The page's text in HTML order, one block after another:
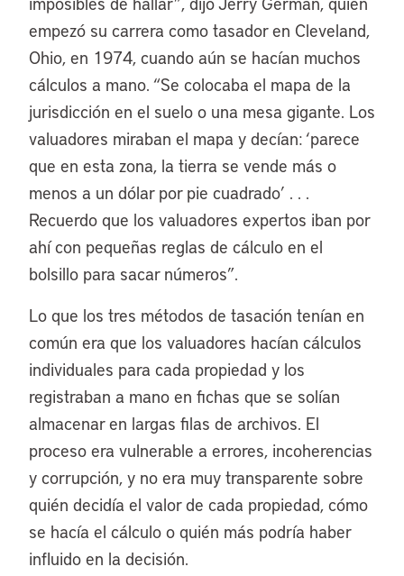
empezó su carrera como tasador en Cleveland,
Ohio, en 1974, cuando aún se hacían muchos
cálculos a mano. “Se colocaba el mapa de la
jurisdicción en el suelo o una mesa gigante. Los
valuadores miraban el mapa y decían: ‘parece
que en esta zona, la tierra se vende más o
menos a un dólar por pie cuadrado’ . . .
Recuerdo que los valuadores expertos iban por
ahí con pequeñas reglas de cálculo en el
bolsillo para sacar números”.
Lo que los tres métodos de tasación tenían en
común era que los valuadores hacían cálculos
individuales para cada propiedad y los
registraban a mano en fichas que se solían
almacenar en largas filas de archivos. El
proceso era vulnerable a errores, incoherencias
y corrupción, y no era muy transparente sobre
quién decidía el valor de cada propiedad, cómo
se hacía el cálculo o quién más podría haber
influido en la decisión.